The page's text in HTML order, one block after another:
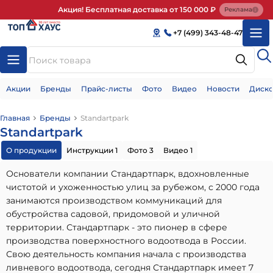
Акция! Бесплатная доставка от 150 000 ₽ Реклама
+7 (499) 343-48-47
Акции Бренды Прайс-листы Фото Видео Новости
Главная Бренды Standartpark
Standartpark
О продукции Инструкции 1 Фото 3 Видео 1
Основатели компании Стандартпарк, вдохновленные
чистотой и ухоженностью улиц за рубежом, с 2000 года
занимаются производством коммуникаций для
обустройства садовой, придомовой и уличной
территории. Стандартпарк - это пионер в сфере
производства поверхностного водоотвода в России.
Свою деятельность компания начала с производства
ливневого водоотвода, сегодня Стандартпарк имеет 7